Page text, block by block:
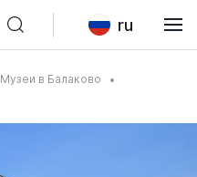
ru
Музеи в Балаково